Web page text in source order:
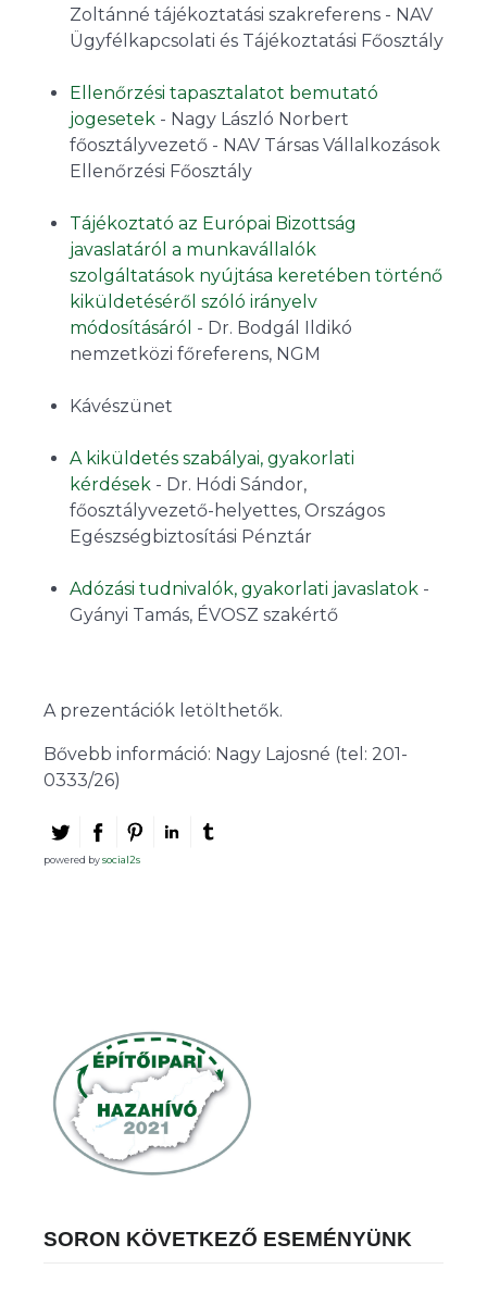
Zoltánné tájékoztatási szakreferens - NAV
Ügyfélkapcsolati és Tájékoztatási Főosztály
Ellenőrzési tapasztalatot bemutató
jogesetek - Nagy László Norbert
főosztályvezető - NAV Társas Vállalkozások
Ellenőrzési Főosztály
Tájékoztató az Európai Bizottság
javaslatáról a munkavállalók
szolgáltatások nyújtása keretében történő
kiküldetéséről szóló irányelv
módosításáról - Dr. Bodgál Ildikó
nemzetközi főreferens, NGM
Kávészünet
A kiküldetés szabályai, gyakorlati
kérdések - Dr. Hódi Sándor,
főosztályvezető-helyettes, Országos
Egészségbiztosítási Pénztár
Adózási tudnivalók, gyakorlati javaslatok -
Gyányi Tamás, ÉVOSZ szakértő
A prezentációk letölthetők.
Bővebb információ: Nagy Lajosné (tel: 201-
0333/26)
powered bysocial2s
SORON KÖVETKEZŐ ESEMÉNYÜNK